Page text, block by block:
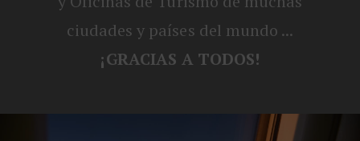
ciudades y países del mundo ...
¡GRACIAS A TODOS!